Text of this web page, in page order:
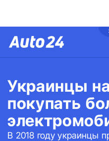
Украинцы
покупать
В 2018 году украинцы